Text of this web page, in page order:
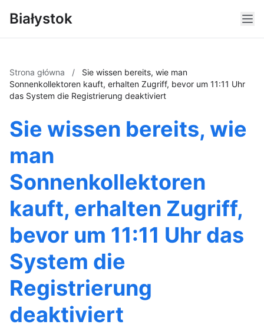
Białystok
Strona główna /
Sie wissen bereits, wie man
Sonnenkollektoren kauft, erhalten Zugriff, bevor um 11:11 Uhr
das System die Registrierung deaktiviert
Sie wissen bereits, wie
man
Sonnenkollektoren
kauft, erhalten Zugriff,
bevor um 11:11 Uhr das
System die
Registrierung
deaktiviert